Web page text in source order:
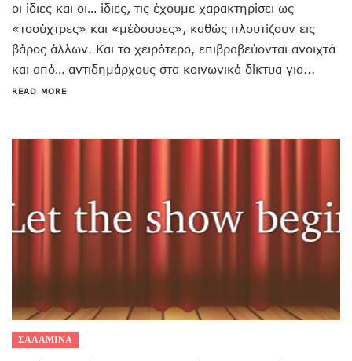
οι ίδιες και οι… ίδιες, τις έχουμε χαρακτηρίσει ως
«τσούχτρες» και «μέδουσες», καθώς πλουτίζουν εις
βάρος άλλων. Και το χειρότερο, επιβραβεύονται ανοιχτά
και από… αντιδημάρχους στα κοινωνικά δίκτυα για...
READ MORE
ΣΑΛΑΜΙΝΑ